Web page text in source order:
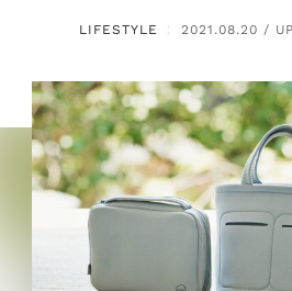
LIFESTYLE ： 2021.08.20 /